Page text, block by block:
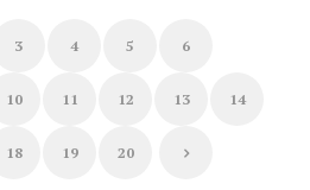
3 4 5 6
10 11 12 13 14
18 19 20